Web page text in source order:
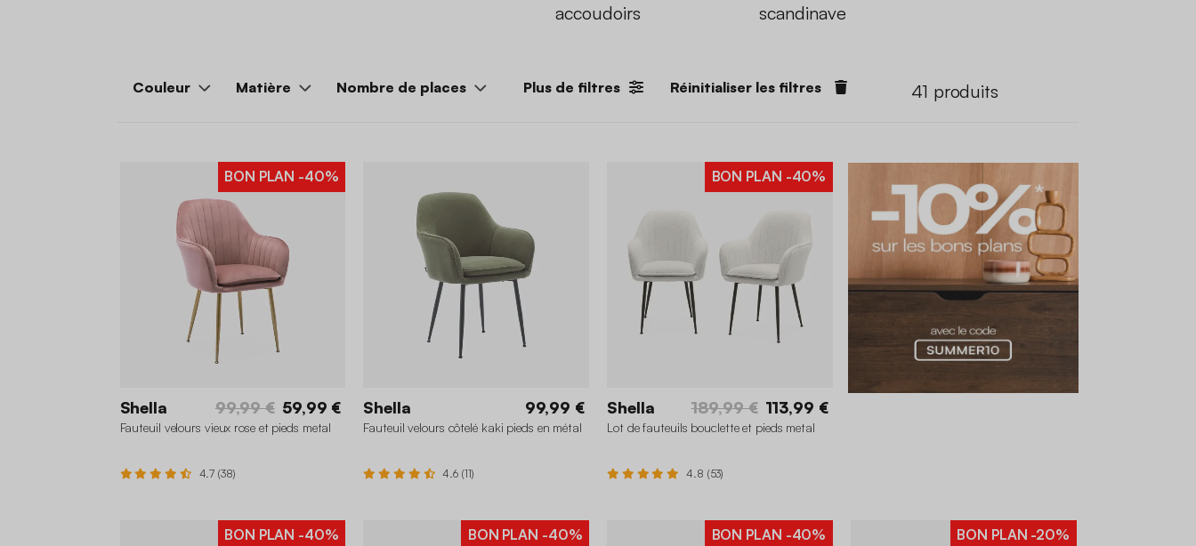
accoudoirs
scandinave
Couleur Matière Nombre de places Plus de filtres Réinitialiser les filtres 41 produits
BON PLAN -40%
Shella 99,99 € 59,99 €
Fauteuil velours vieux rose et pieds metal
4.7 (38)
Shella 99,99 €
Fauteuil velours côtelé kaki pieds en métal
4.6 (11)
BON PLAN -40%
Shella 189,99 € 113,99 €
Lot de fauteuils bouclette et pieds metal
4.8 (53)
BON PLAN -40% BON PLAN -40% BON PLAN -40% BON PLAN -20%